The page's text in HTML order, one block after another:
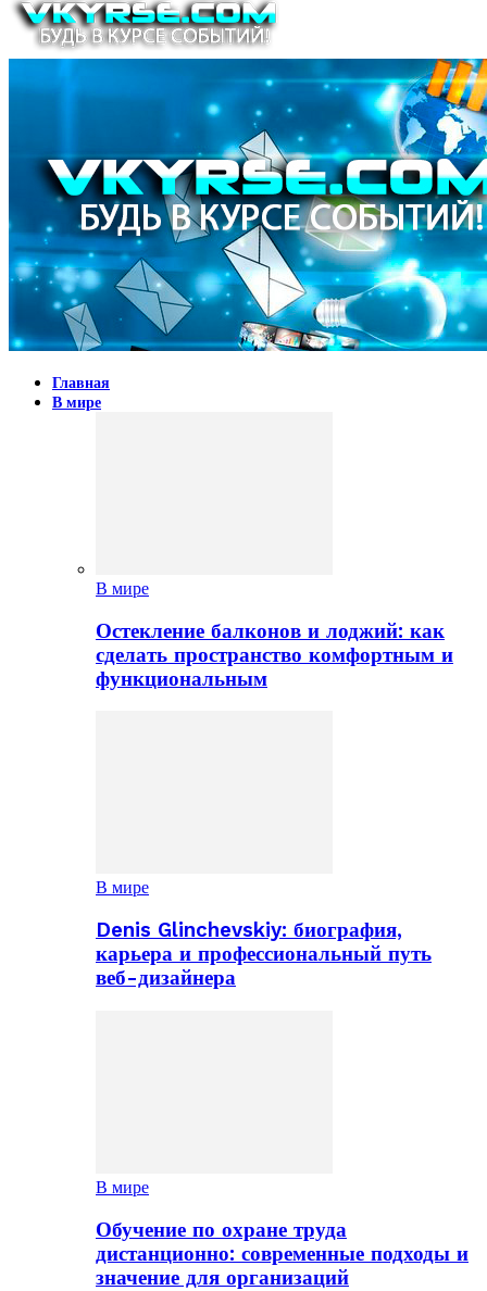
Главная
В мире
В мире
Остекление балконов и лоджий: как
сделать пространство комфортным и
функциональным
В мире
Denis Glinchevskiy: биография,
карьера и профессиональный путь
веб-дизайнера
В мире
Обучение по охране труда
дистанционно: современные подходы и
значение для организаций